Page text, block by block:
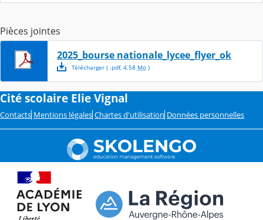
Pièces jointes
2025_bourse nationale_lycee_flyer_ok
Télécharger( .pdf, 4.58 Mo)
Cité scolaire Elie Vignal
Contacts Mentions légales Chartes d'utilisation Données personnelles